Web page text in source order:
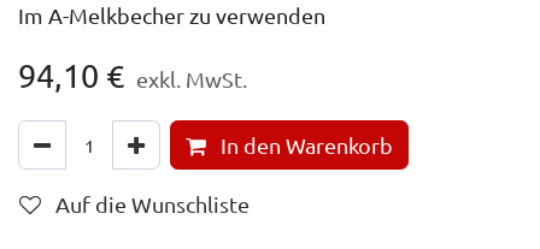
Im A-Melkbecher zu verwenden
94,10 € exkl. MwSt.
In den Warenkorb
Auf die Wunschliste